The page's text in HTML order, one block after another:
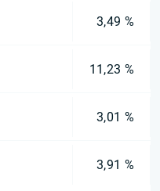
3,49 %
11,23 %
3,01 %
3,91 %